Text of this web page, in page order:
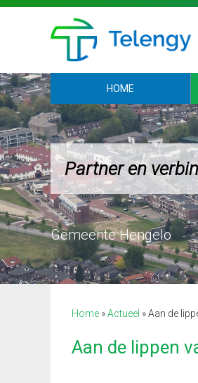
HOME
Partner en
Home »Actueel »Aan de
Aan de lippen